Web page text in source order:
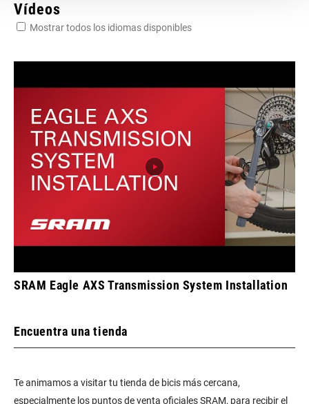
Vídeos
Mostrar todos los idiomas disponibles
SRAM Eagle AXS Transmission System Installation
Encuentra una tienda
Te animamos a visitar tu tienda de bicis más cercana,
especialmente los puntos de venta oficiales SRAM, para recibir el